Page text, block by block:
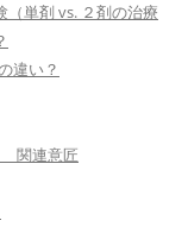
（単剤 vs. ２剤の治療
違い？
関連意匠